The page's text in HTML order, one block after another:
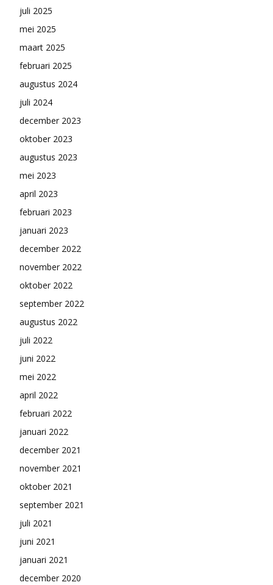
juli 2025
mei 2025
maart 2025
februari 2025
augustus 2024
juli 2024
december 2023
oktober 2023
augustus 2023
mei 2023
april 2023
februari 2023
januari 2023
december 2022
november 2022
oktober 2022
september 2022
augustus 2022
juli 2022
juni 2022
mei 2022
april 2022
februari 2022
januari 2022
december 2021
november 2021
oktober 2021
september 2021
juli 2021
juni 2021
januari 2021
december 2020